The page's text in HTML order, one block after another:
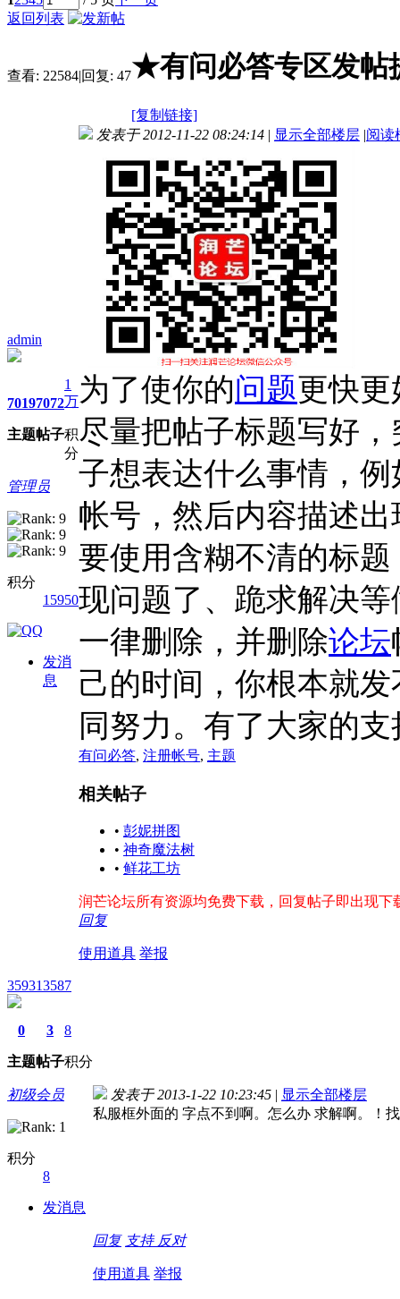
返回列表
查看: 22584|回复: 47★有问必答专区发帖
[复制链接]
admin
7019
主题
7072
帖子
1
万
积
分
管理员
积分
15950
发消
息
发表于 2012-11-22 08:24:14 | 显示全部楼层 |阅读
为了使你的问题更快
尽量把帖子标题写好
子想表达什么事情，
帐号，然后内容描述
要使用含糊不清的标
现问题了、跪求解决
一律删除，并删除论坛
己的时间，你根本就
同努力。有了大家的支
有问必答, 注册帐号, 主题
相关帖子
• 彭妮拼图
• 神奇魔法树
• 鲜花工坊
润芒论坛所有资源均免费下载，回复帖子即出现下
回复
使用道具 举报
359313587
0
主题
3
帖子
8
积分
初级会员
积分
8
发消息
发表于 2013-1-22 10:23:45 | 显示全部楼层
私服框外面的 字点不到啊。怎么办 求解啊。！
回复 支持 反对
使用道具 举报